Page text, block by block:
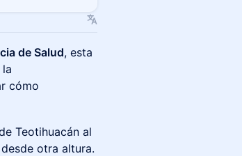
de Salud, esta
cómo
Teotihuacán al
otra altura.